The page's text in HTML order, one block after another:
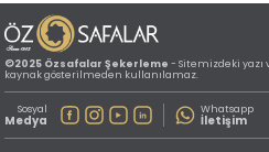
©2025 Özsafalar Şekerleme- Sitemizdeki yazı
kaynak gösterilmeden kullanılamaz.
Sosyal
Medya
Whatsapp
İletişim